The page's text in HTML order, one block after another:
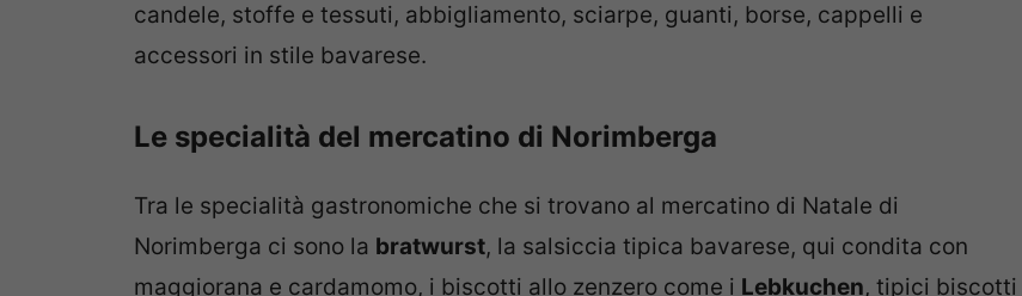
candele, stoffe e tessuti, abbigliamento, sciarpe, guanti, borse, cappelli e
accessori in stile bavarese.
Le specialità del mercatino di Norimberga
Tra le specialità gastronomiche che si trovano al mercatino di Natale di
Norimberga ci sono la bratwurst, la salsiccia tipica bavarese, qui condita con
maggiorana e cardamomo, i biscotti allo zenzero come i Lebkuchen, tipici biscotti